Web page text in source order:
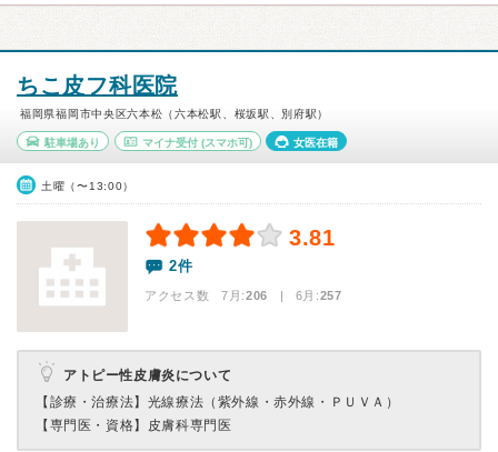
ちこ皮フ科医院
福岡県福岡市中央区六本松（六本松駅、桜坂駅、別府駅）
駐車場あり マイナ受付(スマホ可) 女医在籍
土曜（〜13:00）
3.81
2件
アクセス数 7月:206 | 6月:257
アトピー性皮膚炎について
【診療・治療法】 光線療法（紫外線・赤外線・ＰＵＶＡ）
【専門医・資格】 皮膚科専門医